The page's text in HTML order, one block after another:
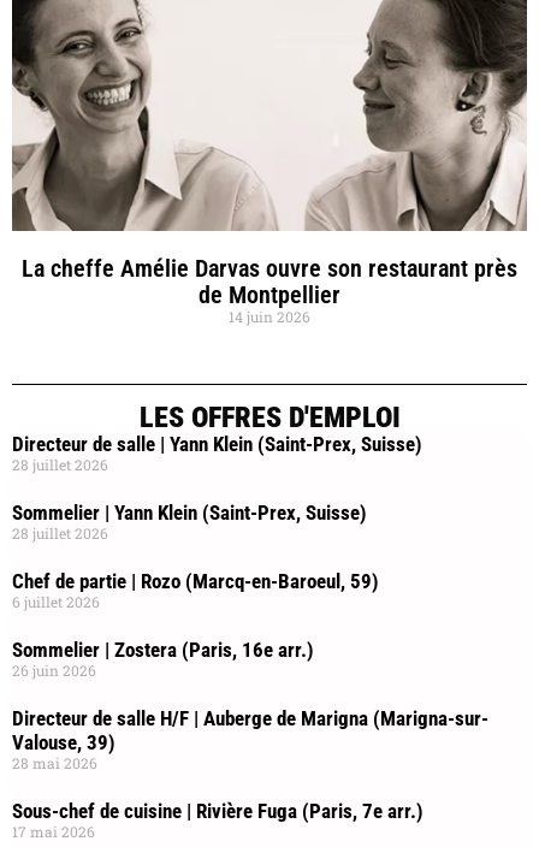
La cheffe Amélie Darvas ouvre son restaurant près
de Montpellier
14 juin 2026
LES OFFRES D'EMPLOI
Directeur de salle | Yann Klein (Saint-Prex, Suisse)
28 juillet 2026
Sommelier | Yann Klein (Saint-Prex, Suisse)
28 juillet 2026
Chef de partie | Rozo (Marcq-en-Baroeul, 59)
6 juillet 2026
Sommelier | Zostera (Paris, 16e arr.)
26 juin 2026
Directeur de salle H/F | Auberge de Marigna (Marigna-sur-
Valouse, 39)
28 mai 2026
Sous-chef de cuisine | Rivière Fuga (Paris, 7e arr.)
17 mai 2026